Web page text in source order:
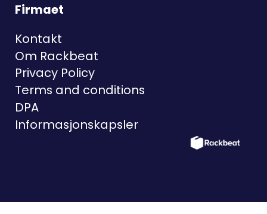
Firmaet
Kontakt
Om Rackbeat
Privacy Policy
Terms and conditions
DPA
Informasjonskapsler